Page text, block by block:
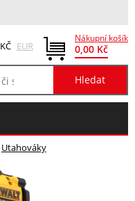
Nákupní košík
0,00 Kč
KČ EUR
Utahováky